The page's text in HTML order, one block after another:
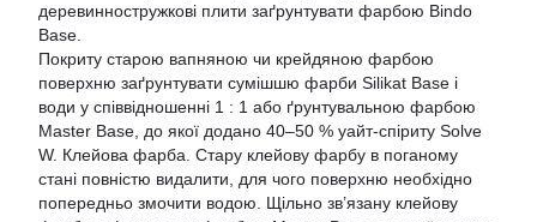
деревинностружкові плити заґрунтувати фарбою Bindo
Base.
Покриту старою вапняною чи крейдяною фарбою
поверхню заґрунтувати сумішшю фарби Silikat Base і
води у співвідношенні 1 : 1 або ґрунтувальною фарбою
Master Base, до якої додано 40–50 % уайт-спіриту Solve
W. Клейова фарба. Стару клейову фарбу в поганому
стані повністю видалити, для чого поверхню необхідно
попередньо змочити водою. Щільно зв’язану клейову